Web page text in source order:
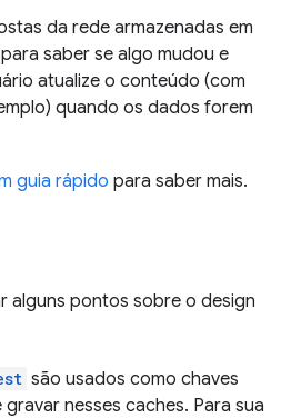
da rede armazenadas em
saber se algo mudou e
atualize o conteúdo (com
quando os dados forem
guia rápido para saber mais.
alguns pontos sobre o design
são usados como chaves
gravar nesses caches. Para sua